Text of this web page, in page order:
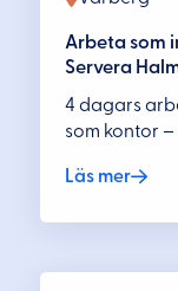
Arbeta som
Servera
4 dagars
som kontor
Läs mer